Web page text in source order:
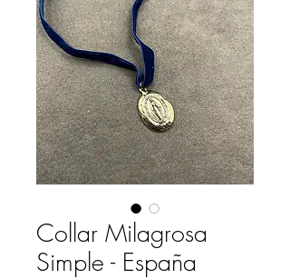
Collar Milagrosa
Simple - España